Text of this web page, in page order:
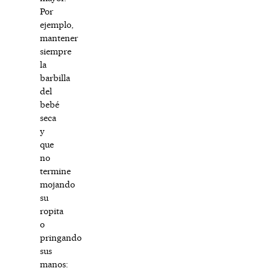
Por
ejemplo,
mantener
siempre
la
barbilla
del
bebé
seca
y
que
no
termine
mojando
su
ropita
o
pringando
sus
manos: